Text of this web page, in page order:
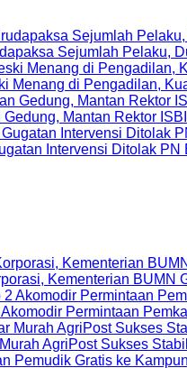
Sejumlah Pelaku,
Menang di Pengadilan,
Mantan Rektor
Intervensi Ditolak PN
Kementerian BUMN
Permintaan
AgriPost Sukses